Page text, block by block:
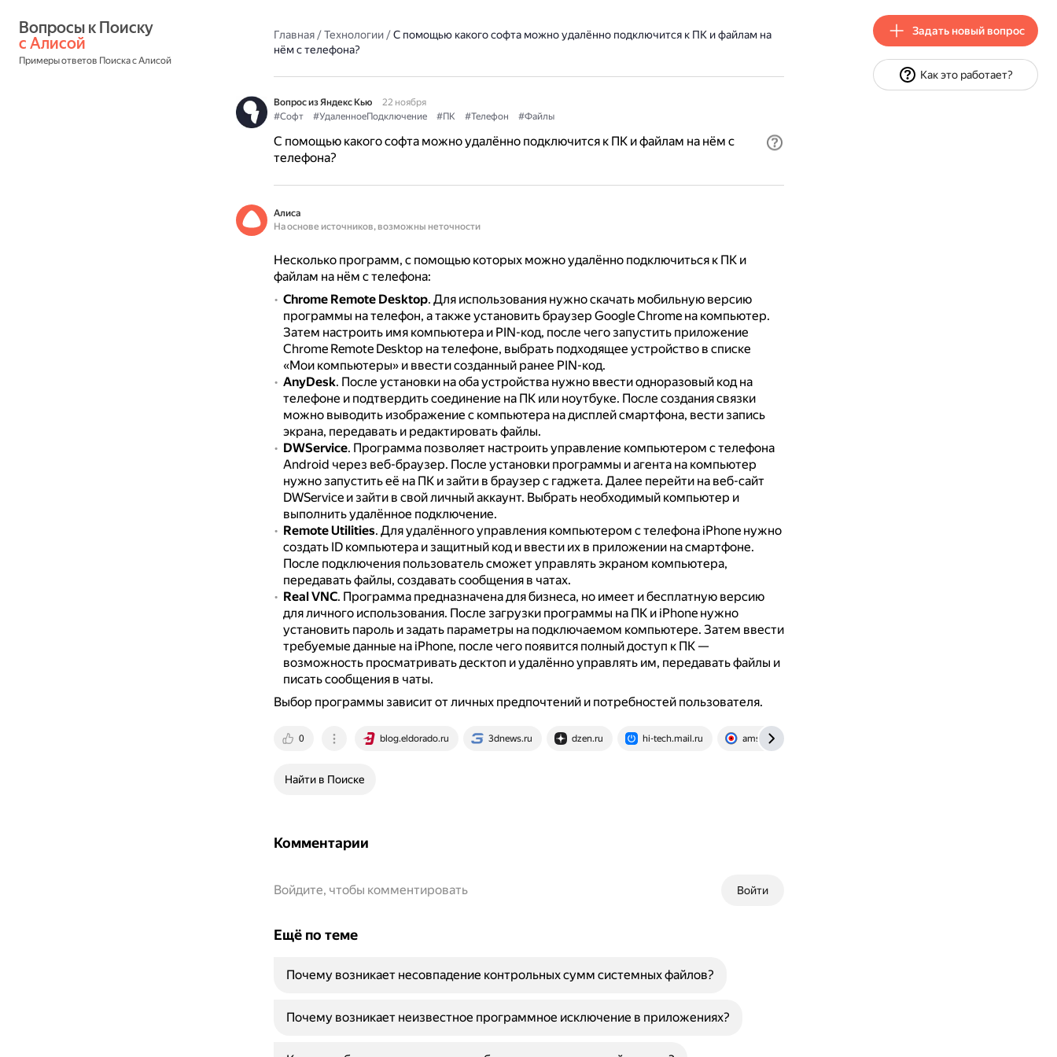
с Алисой
Примеры ответов Поиска с Алисой
Главная/Технологии/С помощью какого софта можно удалённо подключится к ПК и файлам на
нём с телефона?
Вопрос из Яндекс Кью
22 ноября
#Софт
#УдаленноеПодключение #ПК #Телефон #Файлы
С помощью какого софта можно удалённо подключится к ПК и файлам на нём с
телефона?
Алиса
На основе источников, возможны неточности
Несколько программ, с помощью которых можно удалённо подключиться к ПК и
файлам на нём с телефона:
Chrome Remote Desktop. Для использования нужно скачать мобильную версию
программы на телефон, а также установить браузер Google Chrome на компьютер.
Затем настроить имя компьютера и PIN-код, после чего запустить приложение
Chrome Remote Desktop на телефоне, выбрать подходящее устройство в списке
«Мои компьютеры» и ввести созданный ранее PIN-код.
AnyDesk. После установки на оба устройства нужно ввести одноразовый код на
телефоне и подтвердить соединение на ПК или ноутбуке. После создания связки
можно выводить изображение с компьютера на дисплей смартфона, вести запись
экрана, передавать и редактировать файлы.
DWService. Программа позволяет настроить управление компьютером с телефона
Android через веб-браузер. После установки программы и агента на компьютер
нужно запустить её на ПК и зайти в браузер с гаджета. Далее перейти на веб-сайт
DWService и зайти в свой личный аккаунт. Выбрать необходимый компьютер и
выполнить удалённое подключение.
Remote Utilities. Для удалённого управления компьютером с телефона iPhone нужно
создать ID компьютера и защитный код и ввести их в приложении на смартфоне.
После подключения пользователь сможет управлять экраном компьютера,
передавать файлы, создавать сообщения в чатах.
Real VNC. Программа предназначена для бизнеса, но имеет и бесплатную версию
для личного использования. После загрузки программы на ПК и iPhone нужно
установить пароль и задать параметры на подключаемом компьютере. Затем ввести
требуемые данные на iPhone, после чего появится полный доступ к ПК —
возможность просматривать десктоп и удалённо управлять им, передавать файлы и
писать сообщения в чаты.
Выбор программы зависит от личных предпочтений и потребностей пользователя.
0 blog.eldorado.ru 3dnews.ru dzen.ru hi-tech.mail.ru amssoft.ru
Найти в Поиске
Комментарии
Войти
Войдите, чтобы комментировать
Ещё по теме
Почему возникает несовпадение контрольных сумм системных файлов?
Почему возникает неизвестное программное исключение в приложениях?
Задать новый вопрос
Как это работает?